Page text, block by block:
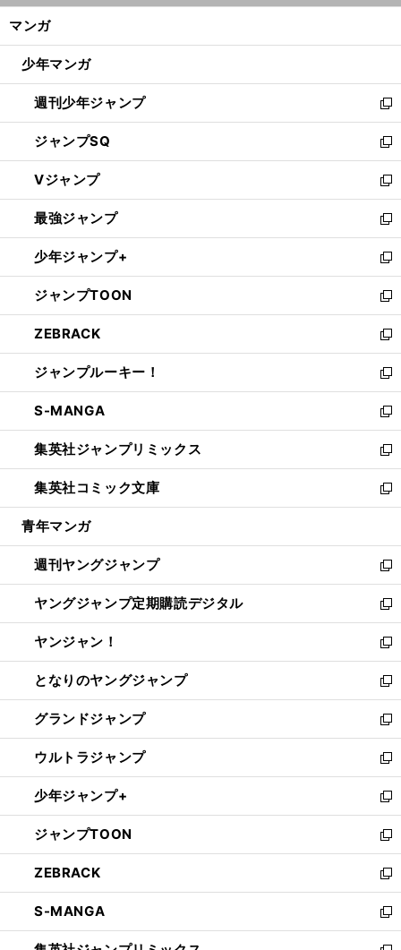
ン
ウ
開
く
マンガ
少年マンガ
週刊少年ジャンプ
新
し
い
ウ
ィ
ン
ド
ウ
で
開
く
ジャンプSQ
新
し
い
ウ
ィ
ン
ド
ウ
で
開
く
Vジャンプ
新
し
い
ウ
ィ
ン
ド
ウ
で
開
く
最強ジャンプ
新
し
い
ウ
ィ
ン
ド
ウ
で
開
く
少年ジャンプ+
新
し
い
ウ
ィ
ン
ド
ウ
で
開
く
ジャンプTOON
新
し
い
ウ
ィ
ン
ド
ウ
で
開
く
ZEBRACK
新
し
い
ウ
ィ
ン
ド
ウ
で
開
ジャンプルーキー！
新
し
い
ウ
ィ
ン
ド
ウ
開
く
S-MANGA
新
し
い
ウ
ィ
ン
ウ
で
開
く
集英社ジャンプリミックス
新
し
い
ウ
ン
ド
ウ
で
開
く
集英社コミック文庫
新
し
ウ
ィ
ン
ド
ウ
で
開
く
青年マンガ
週刊ヤングジャンプ
新
し
い
ウ
ィ
ン
ド
ウ
で
開
く
ヤングジャンプ定期購読デジタル
新
し
い
ウ
ィ
ン
ド
ウ
で
開
く
ヤンジャン！
新
し
い
ウ
ィ
ン
ド
ウ
で
開
く
となりのヤングジャンプ
新
し
い
ウ
ィ
ン
ド
ウ
で
開
く
グランドジャンプ
新
し
い
ウ
ィ
ン
ド
ウ
で
開
く
ウルトラジャンプ
新
し
い
ウ
ィ
ン
ド
ウ
で
開
少年ジャンプ+
新
し
い
ウ
ィ
ン
ド
ウ
ジャンプTOON
新
し
い
ウ
ィ
ン
ZEBRACK
新
し
い
ウ
S-MANGA
新
し